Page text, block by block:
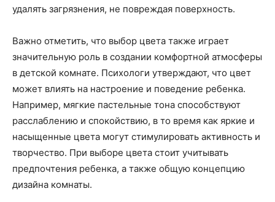
удалять загрязнения, не повреждая поверхность.
Важно отметить, что выбор цвета также играет
значительную роль в создании комфортной атмосферы
в детской комнате. Психологи утверждают, что цвет
может влиять на настроение и поведение ребенка.
Например, мягкие пастельные тона способствуют
расслаблению и спокойствию, в то время как яркие и
насыщенные цвета могут стимулировать активность и
творчество. При выборе цвета стоит учитывать
предпочтения ребенка, а также общую концепцию
дизайна комнаты.